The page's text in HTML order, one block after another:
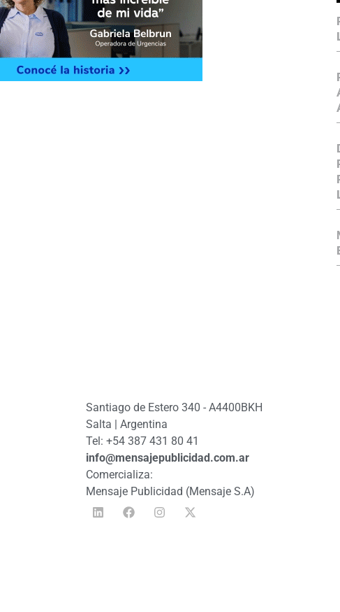
Santiago de Estero 340 - A4400BKH
Salta | Argentina
Tel: +54 387 431 80 41
info@mensajepublicidad.com.ar
Comercializa:
Mensaje Publicidad (Mensaje S.A)